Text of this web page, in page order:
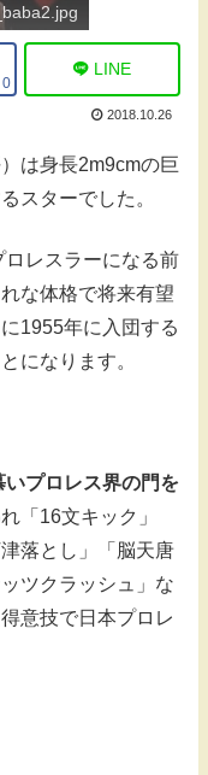
0
LINE
2018.10.26
は身長2m9cmの巨
スターでした。
レスラーになる前
な体格で将来有望
1955年に入団する
になります。
プロレス界の門を
「16文キック」
落とし」「脳天唐
ツクラッシュ」な
意技で日本プロレ